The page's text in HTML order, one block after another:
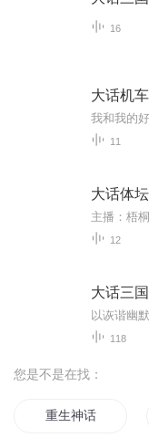
16
大话机车
11
大话体坛
12
大话三国
以诙谐幽
118
您是不是在找：
重生神话